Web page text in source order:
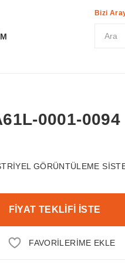
Bizi
0001-0094
GÖRÜNTÜLEME
FİYAT TEKLİFİ İSTE